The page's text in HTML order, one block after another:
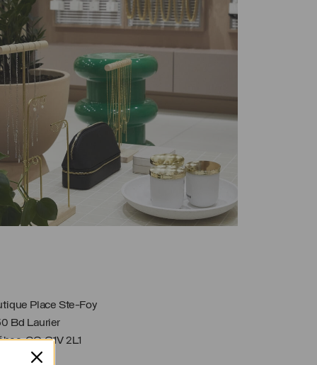
Place Ste-Foy
Bd Laurier
QC G1V 2L1